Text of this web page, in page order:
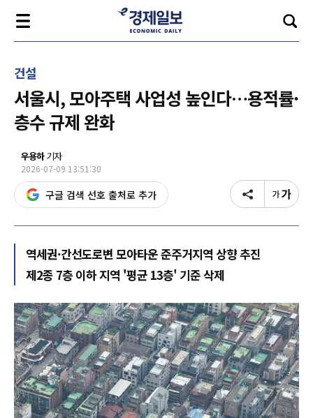
건설
서울시, 모아주택 사업성 높인다…용적률·
층수 규제 완화
우용하기자
2026-07-09 13:51:30
구글 검색 선호 출처로 추가
역세권·간선도로변 모아타운 준주거지역 상향 추진
제2종 7층 이하 지역 '평균 13층' 기준 삭제